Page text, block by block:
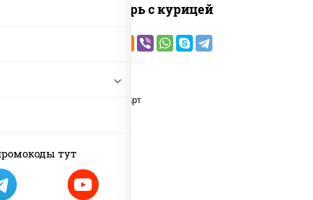
тут
Цезарь с курицей